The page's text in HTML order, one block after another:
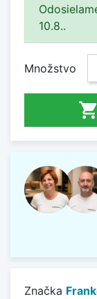
10.8..
Množstvo

Značka